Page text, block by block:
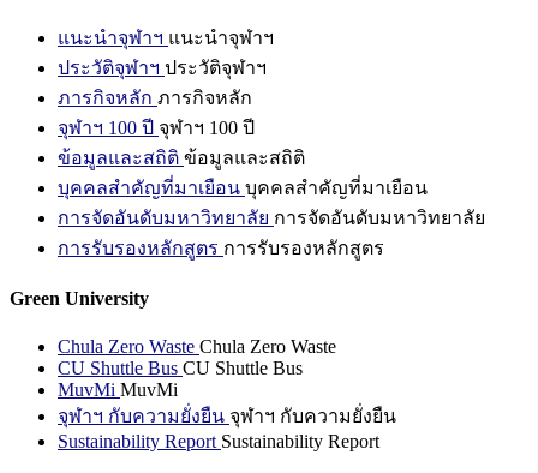
แนะนำจุฬาฯ แนะนำจุฬาฯ
ประวัติจุฬาฯ ประวัติจุฬาฯ
ภารกิจหลัก ภารกิจหลัก
จุฬาฯ 100 ปี จุฬาฯ 100 ปี
ข้อมูลและสถิติ ข้อมูลและสถิติ
บุคคลสำคัญที่มาเยือน บุคคลสำคัญที่มาเยือน
การจัดอันดับมหาวิทยาลัย การจัดอันดับมหาวิทยาลัย
การรับรองหลักสูตร การรับรองหลักสูตร
Green University
Chula Zero Waste Chula Zero Waste
CU Shuttle Bus CU Shuttle Bus
MuvMi MuvMi
จุฬาฯ กับความยั่งยืน จุฬาฯ กับความยั่งยืน
Sustainability Report Sustainability Report